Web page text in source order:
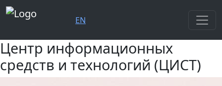
EN
Центр информационных
средств и технологий (ЦИСТ)